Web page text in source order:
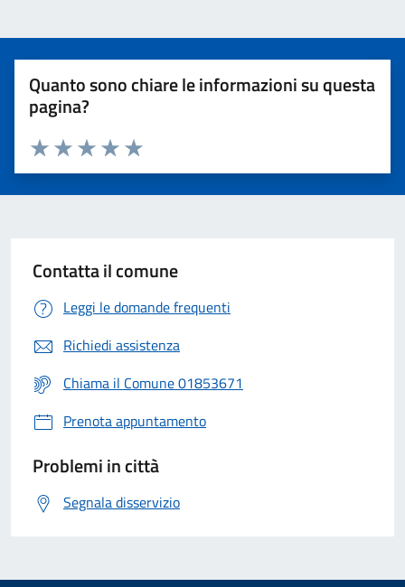
Quanto sono chiare le informazioni su questa
pagina?
Valuta 5 stelle su 5
Valuta 4 stelle su 5
Valuta 3 stelle su 5
Valuta 2 stelle su 5
Valuta 1 stelle su 5
Contatta il comune
Leggi le domande frequenti
Richiedi assistenza
Chiama il Comune 01853671
Prenota appuntamento
Problemi in città
Segnala disservizio